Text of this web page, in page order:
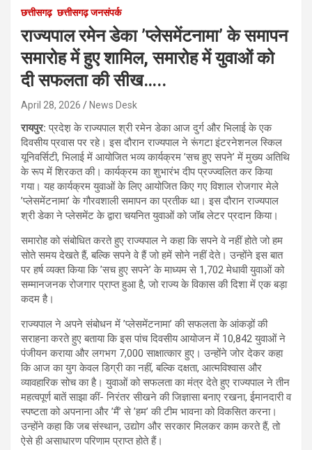
छत्तीसगढ़ छत्तीसगढ़ जनसंपर्क
राज्यपाल रमेन डेका ’प्लेसमेंटनामा’ के समापन
समारोह में हुए शामिल, समारोह में युवाओं को
दी सफलता की सीख…..
April 28, 2026 News Desk
रायपुर:प्रदेश़ के राज्यपाल श्री रमेन डेका आज दुर्ग और भिलाई के एक
दिवसीय प्रवास पर रहे। इस दौरान राज्यपाल ने रूंगटा इंटरनेशनल स्किल
यूनिवर्सिटी, भिलाई में आयोजित भव्य कार्यक्रम ’सच हुए सपने’ में मुख्य अतिथि
के रूप में शिरकत की। कार्यक्रम का शुभारंभ दीप प्रज्ज्वलित कर किया
गया। यह कार्यक्रम युवाओं के लिए आयोजित किए गए विशाल रोजगार मेले
’प्लेसमेंटनामा’ के गौरवशाली समापन का प्रतीक था। इस दौरान राज्यपाल
श्री डेका ने प्लेसमेंट के द्वारा चयनित युवाओं को जॉब लेटर प्रदान किया।
समारोह को संबोधित करते हुए राज्यपाल ने कहा कि सपने वे नहीं होते जो हम
सोते समय देखते हैं, बल्कि सपने वे हैं जो हमें सोने नहीं देते। उन्होंने इस बात
पर हर्ष व्यक्त किया कि ’सच हुए सपने’ के माध्यम से 1,702 मेधावी युवाओं को
सम्मानजनक रोजगार प्राप्त हुआ है, जो राज्य के विकास की दिशा में एक बड़ा
कदम है।
राज्यपाल ने अपने संबोधन में ’प्लेसमेंटनामा’ की सफलता के आंकड़ों की
सराहना करते हुए बताया कि इस पांच दिवसीय आयोजन में 10,842 युवाओं ने
पंजीयन कराया और लगभग 7,000 साक्षात्कार हुए। उन्होंने जोर देकर कहा
कि आज का युग केवल डिग्री का नहीं, बल्कि दक्षता, आत्मविश्वास और
व्यावहारिक सोच का है। युवाओं को सफलता का मंत्र देते हुए राज्यपाल ने तीन
महत्वपूर्ण बातें साझा कीं- निरंतर सीखने की जिज्ञासा बनाए रखना, ईमानदारी व
स्पष्टता को अपनाना और ’मैं’ से ’हम’ की टीम भावना को विकसित करना।
उन्होंने कहा कि जब संस्थान, उद्योग और सरकार मिलकर काम करते हैं, तो
ऐसे ही असाधारण परिणाम प्राप्त होते हैं।